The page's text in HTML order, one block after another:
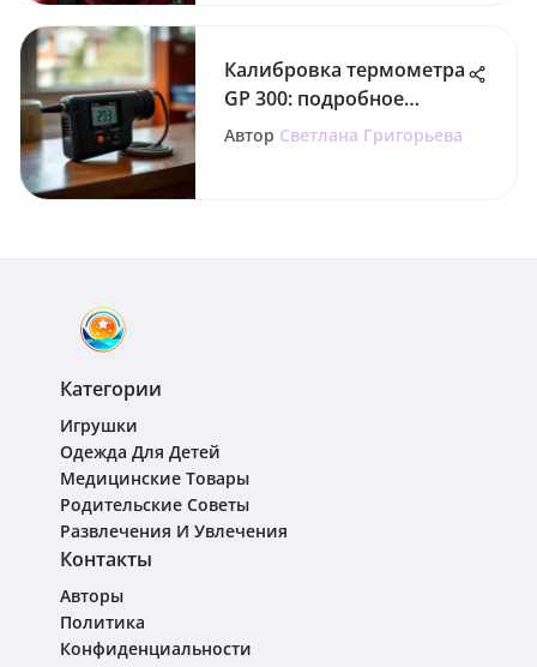
Калибровка термометра
GP 300: подробное
руководство
Автор Светлана Григорьева
Категории
Игрушки
Одежда Для Детей
Медицинские Товары
Родительские Советы
Развлечения И Увлечения
Контакты
Авторы
Политика
Конфиденциальности